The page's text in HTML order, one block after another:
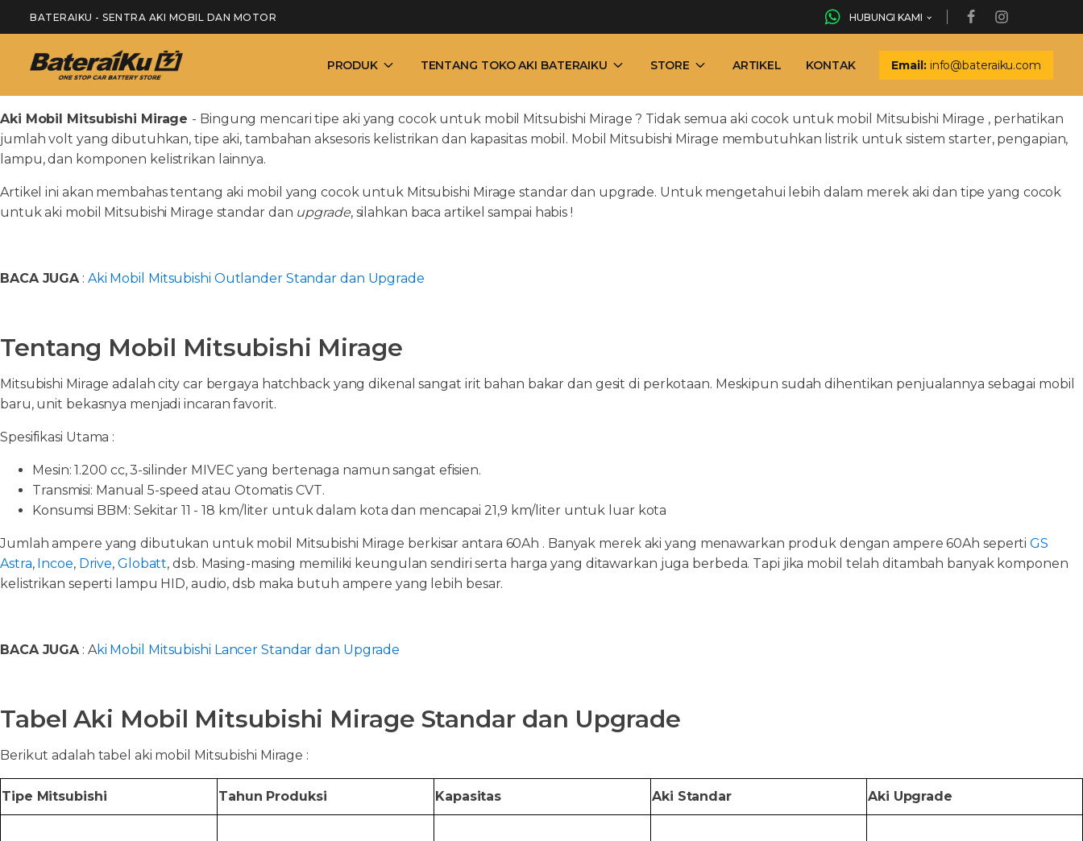
BATERAIKU - SENTRA AKI MOBIL DAN MOTOR HUBUNGI KAMI
PRODUK TENTANG TOKO AKI BATERAIKU STORE ARTIKEL KONTAK Email: info@bateraiku.com
Aki Mobil Mitsubishi Mirage - Bingung mencari tipe aki yang cocok untuk mobil Mitsubishi Mirage ? Tidak semua aki cocok untuk mobil Mitsubishi Mirage , perhatikan
jumlah volt yang dibutuhkan, tipe aki, tambahan aksesoris kelistrikan dan kapasitas mobil. Mobil Mitsubishi Mirage membutuhkan listrik untuk sistem starter, pengapian,
lampu, dan komponen kelistrikan lainnya.
Artikel ini akan membahas tentang aki mobil yang cocok untuk Mitsubishi Mirage standar dan upgrade. Untuk mengetahui lebih dalam merek aki dan tipe yang cocok
untuk aki mobil Mitsubishi Mirage standar dan upgrade, silahkan baca artikel sampai habis !
BACA JUGA: Aki Mobil Mitsubishi Outlander Standar dan Upgrade
Tentang Mobil Mitsubishi Mirage
Mitsubishi Mirage adalah city car bergaya hatchback yang dikenal sangat irit bahan bakar dan gesit di perkotaan. Meskipun sudah dihentikan penjualannya sebagai mobil
baru, unit bekasnya menjadi incaran favorit.
Spesifikasi Utama :
Mesin: 1.200 cc, 3-silinder MIVEC yang bertenaga namun sangat efisien.
Transmisi: Manual 5-speed atau Otomatis CVT.
Konsumsi BBM: Sekitar 11 - 18 km/liter untuk dalam kota dan mencapai 21,9 km/liter untuk luar kota
Jumlah ampere yang dibutukan untuk mobil Mitsubishi Mirage berkisar antara 60Ah . Banyak merek aki yang menawarkan produk dengan ampere 60Ah sepertiGS
Astra, Incoe, Drive, Globatt, dsb. Masing-masing memiliki keungulan sendiri serta harga yang ditawarkan juga berbeda. Tapi jika mobil telah ditambah banyak komponen
kelistrikan seperti lampu HID, audio, dsb maka butuh ampere yang lebih besar.
BACA JUGA: Aki Mobil Mitsubishi Lancer Standar dan Upgrade
Tabel Aki Mobil Mitsubishi Mirage Standar dan Upgrade
Berikut adalah tabel aki mobil Mitsubishi Mirage :
Tipe Mitsubishi Tahun Produksi Kapasitas Aki Standar Aki Upgrade